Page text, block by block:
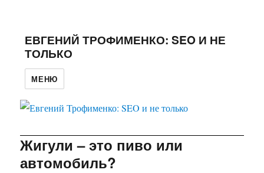
ЕВГЕНИЙ ТРОФИМЕНКО: SEO И НЕ
ТОЛЬКО
МЕНЮ
Жигули – это пиво или
автомобиль?